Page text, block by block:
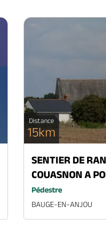
Distance
15km
SENTIER DE
COUASNON A
Pédestre
BAUGE-EN-ANJOU